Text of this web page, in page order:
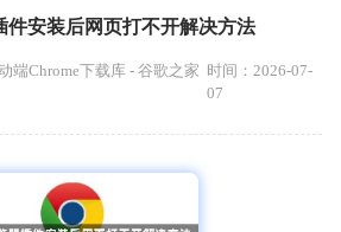
件安装后网页打不开解决方法
端Chrome下载库 - 谷歌之家 时间：2026-07-
07